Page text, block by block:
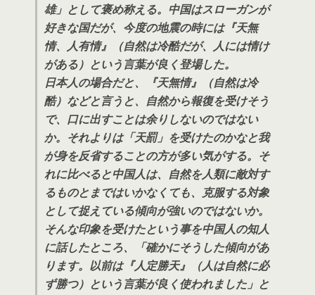
雄」として褒め称える。中国はスローガンが
好きな国だが、今度の地震の時には『天無
情、人有情』（自然は冷酷だが、人には情け
がある）という言葉が良く登場した。
日本人の場合だと、『天無情』（自然は冷
酷）などと言うと、自然から報復を受けそう
で、口に出すことは余りしないのではない
か。それよりは「天罰」を受けたのかなと我
が身を反省することの方が多い気がする。そ
れに比べると中国人は、自然を人類に敵対す
るものとまではいかなくても、克服する対象
として捉えている傾向が強いのではないか。
そんな印象を受けたという事を中国人の知人
に話したところ、「確かにそうした傾向があ
ります。以前は『人定勝天』（人は自然に必
ず勝つ）という言葉が良く使われました」と